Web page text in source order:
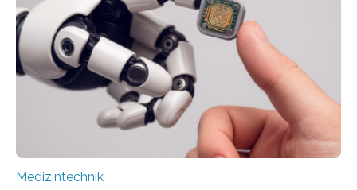
sowie die KI-gestützte Datenauswertung. Das Ziel ist
die Entwicklung eines berührungslosen
Assistenzsystems, das den Zustand der Person
kontinuierlich erfasst, pflegende Personen unterstützt
und in Notfällen selbstständig Alarm schlägt. „Die Idee
Medizintechnik